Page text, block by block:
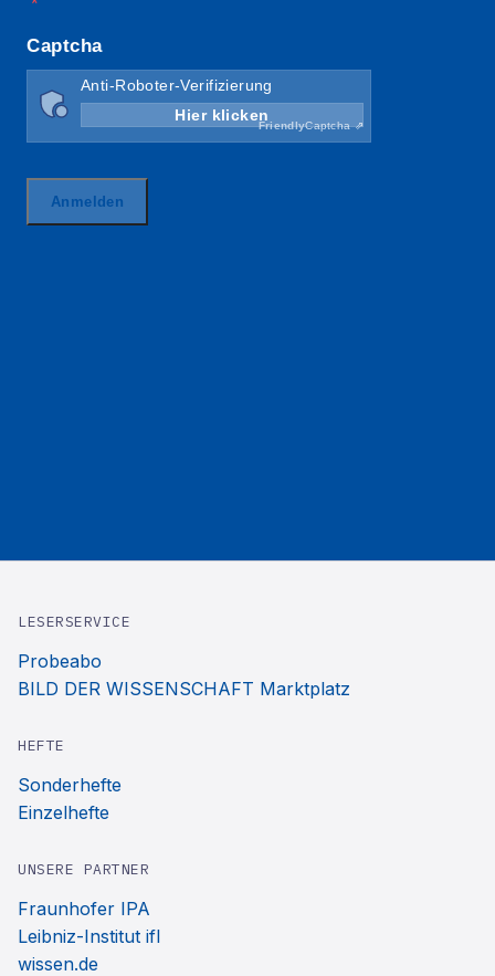
LESERSERVICE
Probeabo
BILD DER WISSENSCHAFT Marktplatz
HEFTE
Sonderhefte
Einzelhefte
UNSERE PARTNER
Fraunhofer IPA
Leibniz-Institut ifl
wissen.de